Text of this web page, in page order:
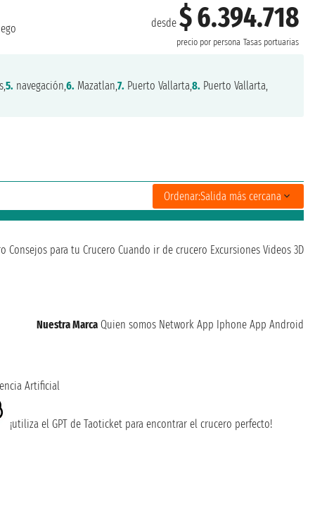
desde$ 6.394.718
precio por persona Tasas portuarias
5. navegación,6. Mazatlan,7. Puerto Vallarta,8. Puerto Vallarta,
Ordenar:Salida más cercana
Consejos para tu Crucero Cuando ir de crucero Excursiones Videos 3D
Nuestra Marca Quien somos Network App Iphone App Android
Artificial
¡utiliza el GPT de Taoticket para encontrar el crucero perfecto!